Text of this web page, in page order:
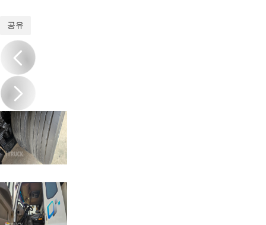
공유
/16